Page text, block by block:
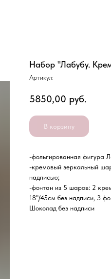
Набор "Лабубу.
Артикул:
5850,00 руб.
В корзину
-фольгированная фигура
-кремовый зеркальный
надписью;
-фонтан из 5 шаров: 2
18"/45см без надписи, 3
Шоколад без надписи